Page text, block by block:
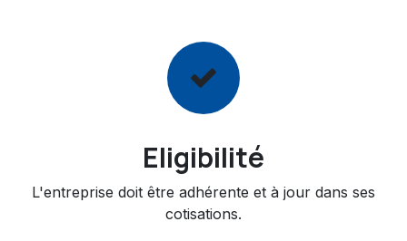
Eligibilité
L'entreprise doit être adhérente et à jour dans ses
cotisations.